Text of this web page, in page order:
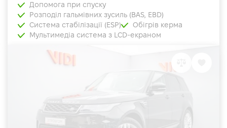
Допомога при спуску
Розподіл гальмівних зусиль (BAS, EBD)
Система стабілізації (ESP)
Обігрів керма
Мультимедіа система з LCD-екраном